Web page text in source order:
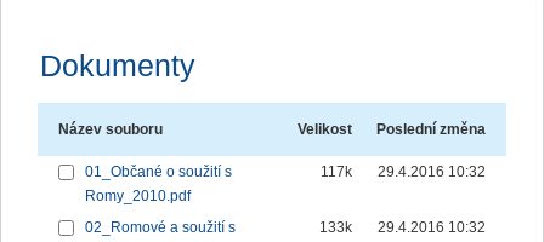
Dokumenty
Název souboru Velikost Poslední změna
01_Občané o soužití s
Romy_2010.pdf
117k 29.4.2016 10:32
02_Romové a soužití s
133k 29.4.2016 10:32